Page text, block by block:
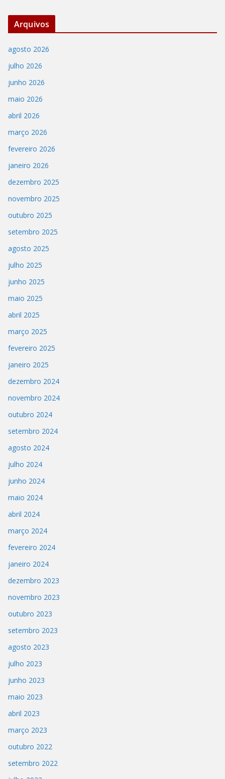
Arquivos
agosto 2026
julho 2026
junho 2026
maio 2026
abril 2026
março 2026
fevereiro 2026
janeiro 2026
dezembro 2025
novembro 2025
outubro 2025
setembro 2025
agosto 2025
julho 2025
junho 2025
maio 2025
abril 2025
março 2025
fevereiro 2025
janeiro 2025
dezembro 2024
novembro 2024
outubro 2024
setembro 2024
agosto 2024
julho 2024
junho 2024
maio 2024
abril 2024
março 2024
fevereiro 2024
janeiro 2024
dezembro 2023
novembro 2023
outubro 2023
setembro 2023
agosto 2023
julho 2023
junho 2023
maio 2023
abril 2023
março 2023
outubro 2022
setembro 2022